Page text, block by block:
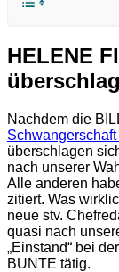
HELENE
Nachdem die
überschlagen
nach unserer
Alle anderen
zitiert. Was
neue stv.
quasi nach
„Einstand“ bei
BUNTE tätig.